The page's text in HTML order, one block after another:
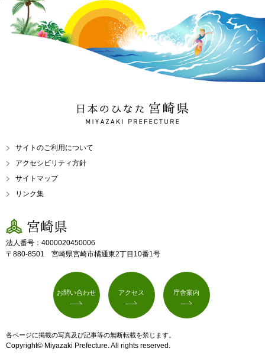
日本のひなた 宮崎県
MIYAZAKI PREFECTURE
サイトのご利用について
アクセシビリティ方針
サイトマップ
リンク集
宮崎県
法人番号：4000020450006
〒880-8501 宮崎県宮崎市橘通東2丁目10番1号
お問い合わせ アクセス 庁舎案内
各ページに掲載の写真及び記事等の無断転載を禁じます。
Copyright© Miyazaki Prefecture. All rights reserved.